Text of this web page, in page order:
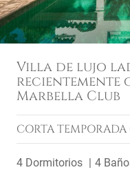
Villa de lujo
recientemente
Marbella Club
CORTA TEMPORADA
4 Dormitorios 4